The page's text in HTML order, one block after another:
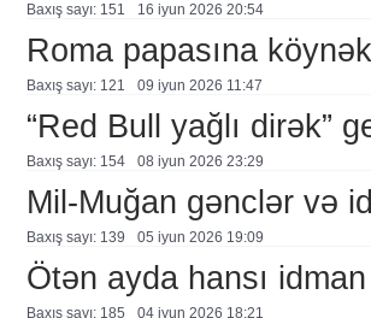
Baxış sayı: 151 16 i̇yun 2026 20:54
Roma papasına
Baxış sayı: 121 09 i̇yun 2026 11:47
“Red Bull yağlı dirək”
Baxış sayı: 154 08 i̇yun 2026 23:29
Mil-Muğan gənclər və
Baxış sayı: 139 05 i̇yun 2026 19:09
Ötən ayda hansı
Baxış sayı: 185 04 i̇yun 2026 18:21